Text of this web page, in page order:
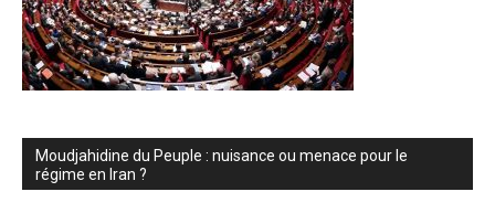
Moudjahidine du Peuple : nuisance ou menace pour le
régime en Iran ?